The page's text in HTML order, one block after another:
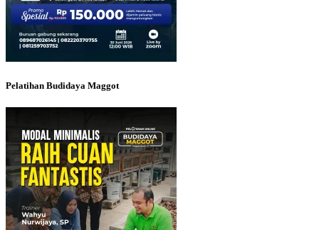
Pelatihan Budidaya Maggot